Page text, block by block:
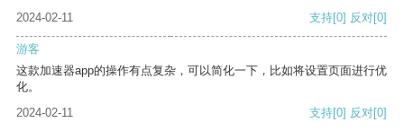
2024-02-11
支持[0] 反对[0]
游客
这款加速器app的操作有点复杂，可以简化一下，比如将设置页面进行优
化。
2024-02-11
支持[0] 反对[0]